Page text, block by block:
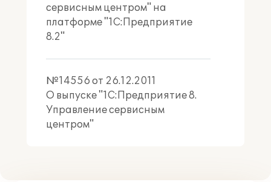
сервисным центром" на
платформе "1С:Предприятие
8.2"
№14556 от 26.12.2011
О выпуске "1С:Предприятие 8.
Управление сервисным
центром"